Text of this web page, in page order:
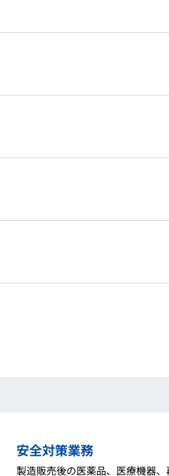
安全対策業務
製造販売後の医薬品、医療機器